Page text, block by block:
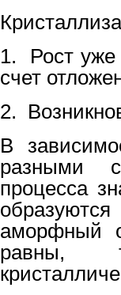
1. Рост уже
счет
2.
В
разными
процесса
аморфный
равны,